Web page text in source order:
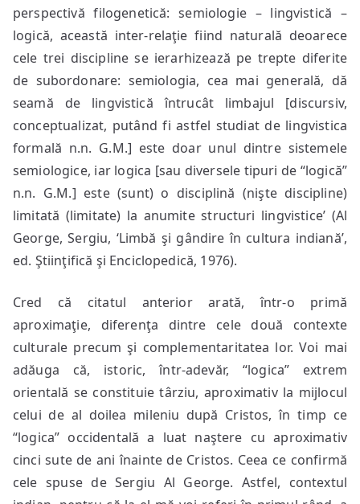
perspectivă filogenetică: semiologie – lingvistică –
logică, această inter-relaţie fiind naturală deoarece
cele trei discipline se ierarhizează pe trepte diferite
de subordonare: semiologia, cea mai generală, dă
seamă de lingvistică întrucât limbajul [discursiv,
conceptualizat, putând fi astfel studiat de lingvistica
formală n.n. G.M.] este doar unul dintre sistemele
semiologice, iar logica [sau diversele tipuri de “logică”
n.n. G.M.] este (sunt) o disciplină (nişte discipline)
limitată (limitate) la anumite structuri lingvistice’ (Al
George, Sergiu, ‘Limbă şi gândire în cultura indiană’,
ed. Ştiinţifică şi Enciclopedică, 1976).
Cred că citatul anterior arată, într-o primă
aproximaţie, diferenţa dintre cele două contexte
culturale precum şi complementaritatea lor. Voi mai
adăuga că, istoric, într-adevăr, “logica” extrem
orientală se constituie târziu, aproximativ la mijlocul
celui de al doilea mileniu după Cristos, în timp ce
“logica” occidentală a luat naştere cu aproximativ
cinci sute de ani înainte de Cristos. Ceea ce confirmă
cele spuse de Sergiu Al George. Astfel, contextul